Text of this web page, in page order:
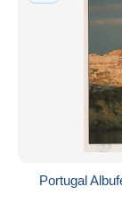
Portugal